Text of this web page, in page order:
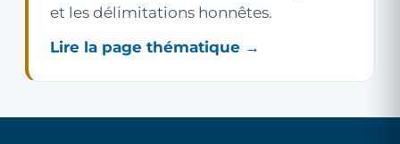
et les délimitations honnêtes.
Lire la page thématique →